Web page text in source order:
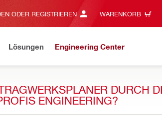
ODER REGISTRIEREN WARENKORB
Lösungen Engineering Center
DURCH
ENGINEERING?